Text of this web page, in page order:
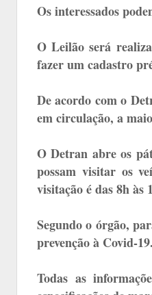
Os interessados
O Leilão será
fazer um cadastro
De acordo com o
em circulação, a
O Detran abre os
possam visitar os
visitação é das 8h às
Segundo o órgão,
prevenção à Covid-19.
Todas as